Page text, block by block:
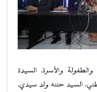
والأسرة، السيدة
السيد حننه ولد سيدي،